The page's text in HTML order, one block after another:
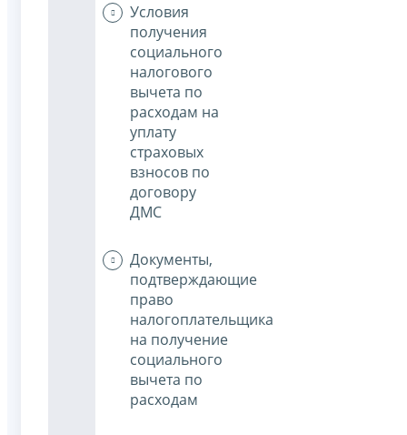
Условия
получения
социального
налогового
вычета по
расходам на
уплату
страховых
взносов по
договору
ДМС
Документы,
подтверждающие
право
налогоплательщика
на получение
социального
вычета по
расходам